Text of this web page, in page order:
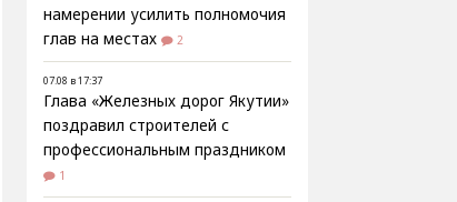
намерении усилить полномочия
глав на местах
2
07.08 в 17:37
Глава «Железных дорог Якутии»
поздравил строителей с
профессиональным праздником
1